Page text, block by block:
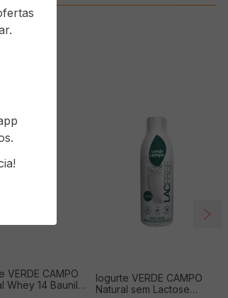
VERDE CAMPO
Whey 14 Baunilha
Iogurte VERDE CAMPO
Natural sem Lactose